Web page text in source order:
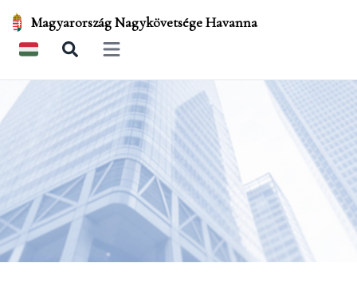
Magyarország Nagykövetsége Havanna
Open main menu